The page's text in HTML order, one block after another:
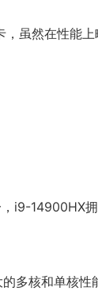
虽然在性能
i9-14900HX
核和单核性